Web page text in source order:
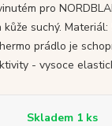
pro
suchý.
prádlo je
- vysoce
Skladem 1 ks